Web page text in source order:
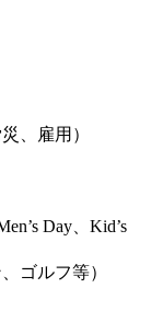
、雇用）
Day、Kid’s
ゴルフ等）